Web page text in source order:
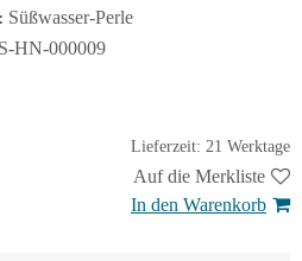
Süßwasser-Perle
HN-000009
Lieferzeit: 21 Werktage
Auf die Merkliste
In den Warenkorb